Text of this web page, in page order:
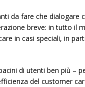
da fare che dialogare
breve: in tutto il
in casi speciali, in
di utenti ben più –
del customer